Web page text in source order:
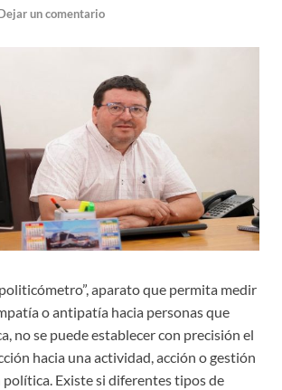
un comentario
aparato que permita medir
o antipatía hacia personas que
no se puede establecer con precisión el
hacia una actividad, acción o gestión
política. Existe si diferentes tipos de